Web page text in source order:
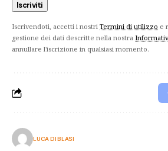
Iscrivendoti, accetti i nostri Termini di utilizzo e
gestione dei dati descritte nella nostra
annullare l'iscrizione in qualsiasi momento.
LUCA DI BLASI